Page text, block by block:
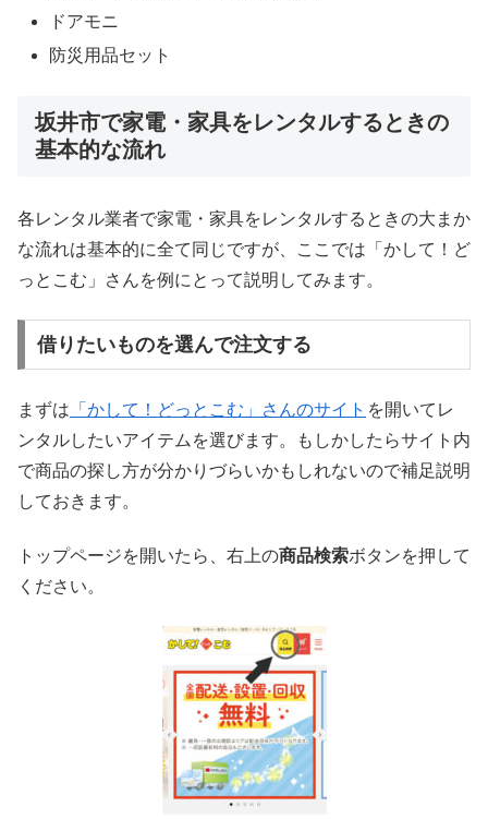
ドアモニ
防災用品セット
坂井市で家電・家具をレンタルするときの
基本的な流れ
各レンタル業者で家電・家具をレンタルするときの大まか
な流れは基本的に全て同じですが、ここでは「かして！ど
っとこむ」さんを例にとって説明してみます。
借りたいものを選んで注文する
まずは 「かして！どっとこむ」さんのサイト を開いてレ
ンタルしたいアイテムを選びます。もしかしたらサイト内
で商品の探し方が分かりづらいかもしれないので補足説明
しておきます。
トップページを開いたら、右上の商品検索ボタンを押して
ください。